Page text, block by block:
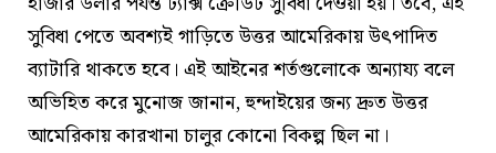
সুবিধা পেতে অবশ্যই গাড়িতে উত্তর আমেরিকায় উৎপাদিত
ব্যাটারি থাকতে হবে। এই আইনের শর্তগুলোকে অন্যায্য বলে
অভিহিত করে মুনোজ জানান, হুন্দাইয়ের জন্য দ্রুত উত্তর
আমেরিকায় কারখানা চালুর কোনো বিকল্প ছিল না।